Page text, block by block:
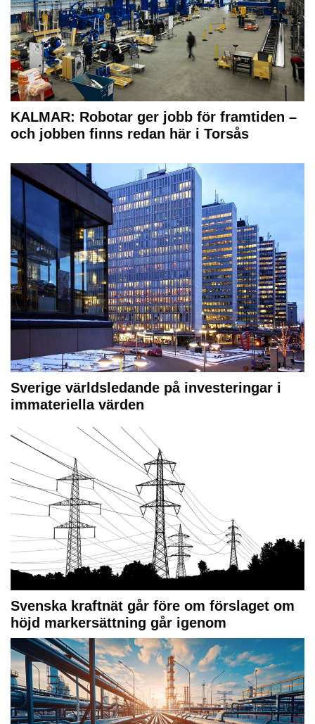
KALMAR: Robotar ger jobb för framtiden –
och jobben finns redan här i Torsås
Sverige världsledande på investeringar i
immateriella värden
Svenska kraftnät går före om förslaget om
höjd markersättning går igenom